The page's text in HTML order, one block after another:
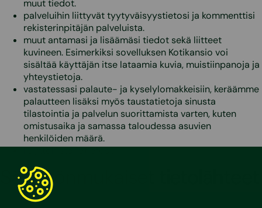
muut tiedot.
palveluihin liittyvät tyytyväisyystietosi ja kommenttisi
rekisterinpitäjän palveluista.
muut antamasi ja lisäämäsi tiedot sekä liitteet
kuvineen. Esimerkiksi sovelluksen Kotikansio voi
sisältää käyttäjän itse lataamia kuvia, muistiinpanoja ja
yhteystietoja.
vastatessasi palaute- ja kyselylomakkeisiin, keräämme
palautteen lisäksi myös taustatietoja sinusta
tilastointia ja palvelun suorittamista varten, kuten
omistusaika ja samassa taloudessa asuvien
henkilöiden määrä.
käyttöhistoriatietosi.
Säännönmukaiset tietolähteet